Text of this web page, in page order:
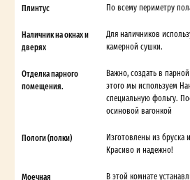
Плинтус По всему периметру
Наличник на окнах и
дверях
Для наличников
камерной сушки.
Отделка парного
помещения.
Важно, создать в
этого мы используем
специальную фольгу.
осиновой вагонкой
Пологи (полки)
Изготовлены из
Красиво и надежно!
Моечная
В этой комнате